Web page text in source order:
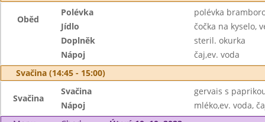
Oběd
Polévka
polévka
Jídlo
čočka na kyselo,
Doplněk
steril. okurka
Nápoj
čaj,ev. voda
Svačina (14:45 - 15:00)
Svačina
Svačina
gervais s
Nápoj
mléko,ev. voda,